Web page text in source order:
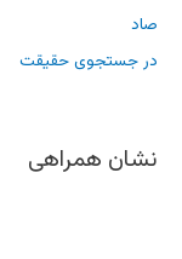
صاد
در جستجوی حقیقت
نشان همراهی